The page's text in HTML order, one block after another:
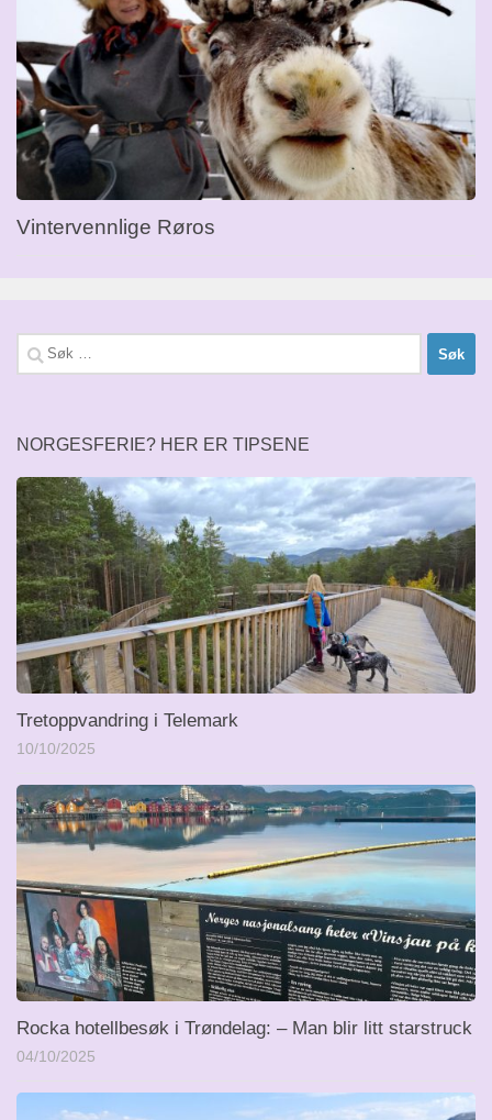
Vintervennlige Røros
Søk
etter:
NORGESFERIE? HER ER TIPSENE
Tretoppvandring i Telemark
10/10/2025
Rocka hotellbesøk i Trøndelag: – Man blir litt starstruck
04/10/2025